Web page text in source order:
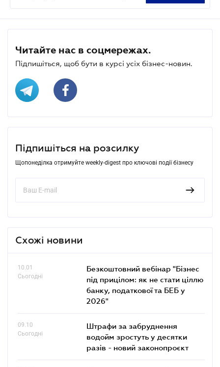
Читайте нас в соцмережах.
Підпишіться, щоб бути в курсі усіх бізнес-новин.
Підпишіться на розсилку
Щопонеділка отримуйте weekly-digest про ключові події бізнесу
Схожі новини
10.01
Сьогодні
Безкоштовний вебінар "Бізнес
під прицілом: як не стати ціллю
банку, податкової та БЕБ у
2026"
09.10
Сьогодні
Штрафи за забруднення
водойм зростуть у десятки
разів - новий законопроєкт